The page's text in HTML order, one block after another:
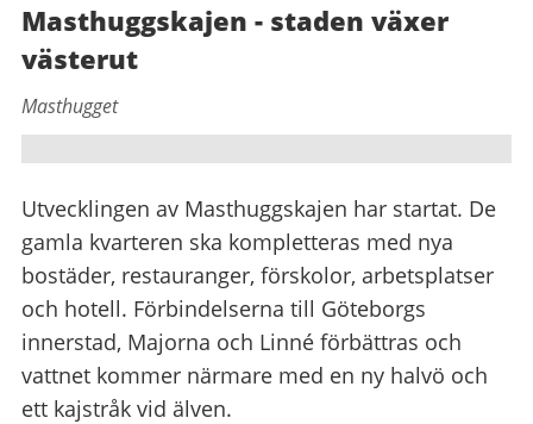
Masthuggskajen - staden växer
västerut
Masthugget
Utvecklingen av Masthuggskajen har startat. De
gamla kvarteren ska kompletteras med nya
bostäder, restauranger, förskolor, arbetsplatser
och hotell. Förbindelserna till Göteborgs
innerstad, Majorna och Linné förbättras och
vattnet kommer närmare med en ny halvö och
ett kajstråk vid älven.